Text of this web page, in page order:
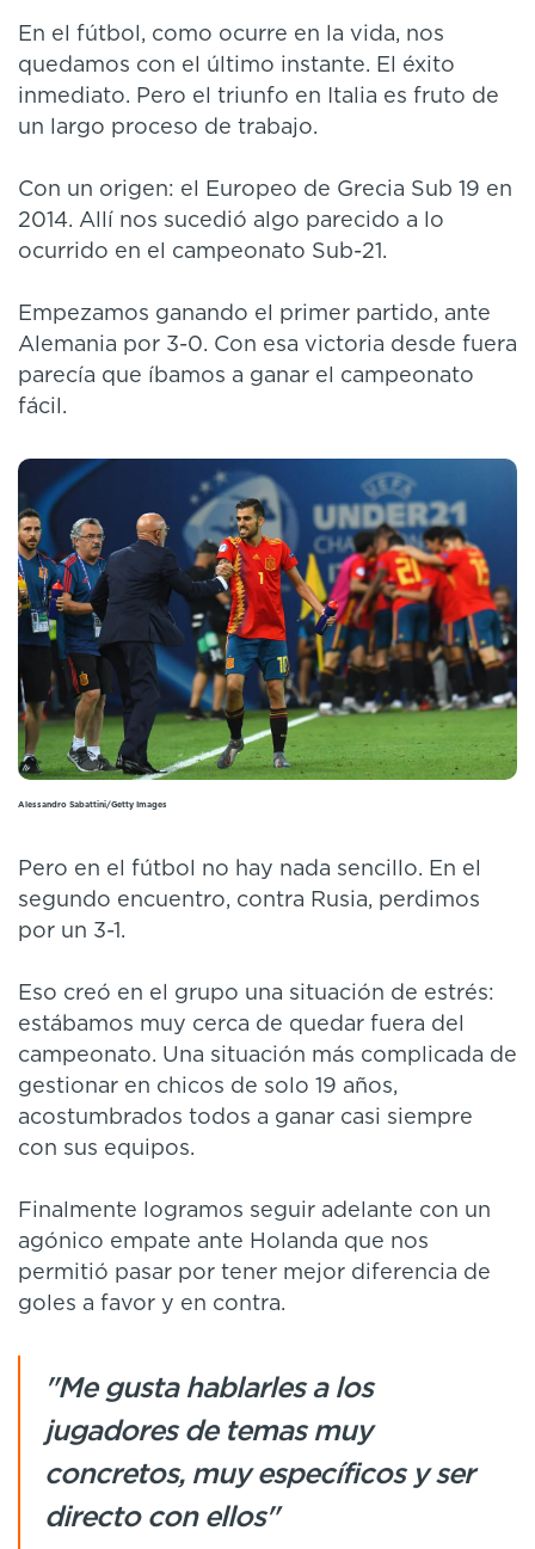
En el fútbol, como ocurre en la vida, nos
quedamos con el último instante. El éxito
inmediato. Pero el triunfo en Italia es fruto de
un largo proceso de trabajo.
Con un origen: el Europeo de Grecia Sub 19 en
2014. Allí nos sucedió algo parecido a lo
ocurrido en el campeonato Sub-21.
Empezamos ganando el primer partido, ante
Alemania por 3-0. Con esa victoria desde fuera
parecía que íbamos a ganar el campeonato
fácil.
Alessandro Sabattini/Getty Images
Pero en el fútbol no hay nada sencillo. En el
segundo encuentro, contra Rusia, perdimos
por un 3-1.
Eso creó en el grupo una situación de estrés:
estábamos muy cerca de quedar fuera del
campeonato. Una situación más complicada de
gestionar en chicos de solo 19 años,
acostumbrados todos a ganar casi siempre
con sus equipos.
Finalmente logramos seguir adelante con un
agónico empate ante Holanda que nos
permitió pasar por tener mejor diferencia de
goles a favor y en contra.
"Me gusta hablarles a los
jugadores de temas muy
concretos, muy específicos y ser
directo con ellos"